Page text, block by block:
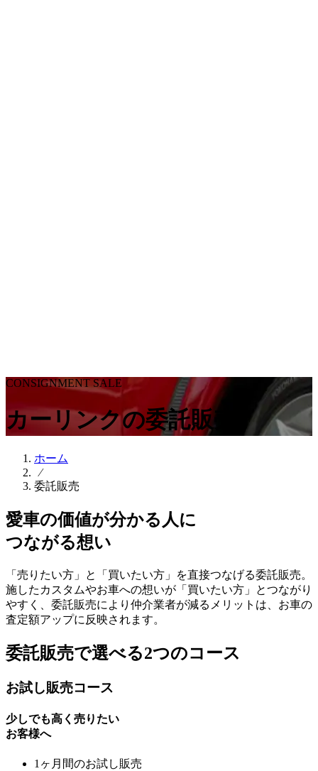
CONSIGNMENT SALE
カーリンクの委託販売
ホーム
⁄
委託販売
愛車の価値が分かる人に
つながる想い
「売りたい方」と「買いたい方」を直接つなげる委託販売。
施したカスタムやお車への想いが「買いたい方」とつながり
やすく、委託販売により仲介業者が減るメリットは、お車の
査定額アップに反映されます。
委託販売で選べる2つのコース
お試し販売コース
少しでも高く売りたい
お客様へ
1ヶ月間のお試し販売